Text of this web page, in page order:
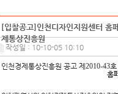
[입찰공고]인천디자인지원센터 홈
제통상진흥원
작성일 : 10-10-05 10:10
인천경제통상진흥원 공고 제 2010-43호
홈